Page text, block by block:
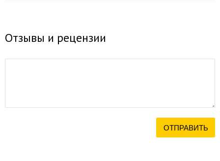
Отзывы и рецензии